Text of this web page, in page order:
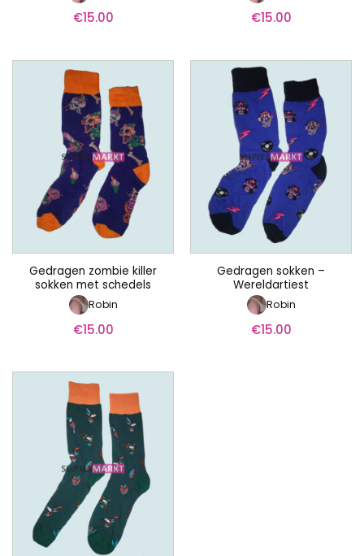
€15.00 €15.00
Gedragen zombie killer
sokken met schedels
Robin
€15.00
Gedragen sokken –
Wereldartiest
Robin
€15.00